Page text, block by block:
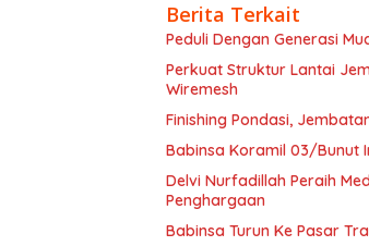
Berita Terkait
Peduli Dengan Generasi
Perkuat Struktur Lantai
Wiremesh
Finishing Pondasi,
Babinsa Koramil 03/Bunut
Delvi Nurfadillah Peraih
Penghargaan
Babinsa Turun Ke Pasar